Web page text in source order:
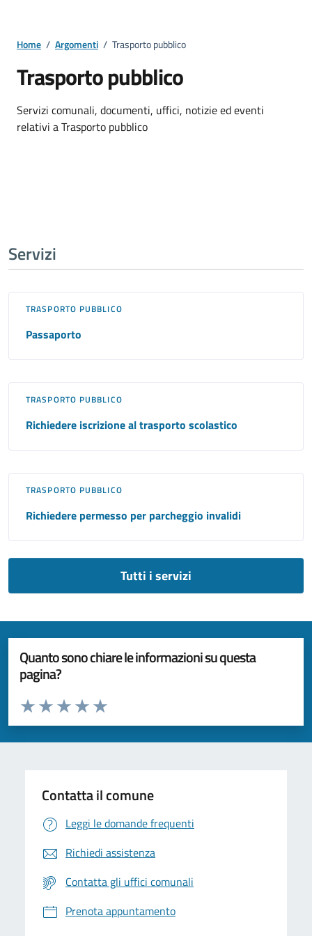
Home / Argomenti / Trasporto pubblico
Trasporto pubblico
Dettagli della notizia
Servizi comunali, documenti, uffici, notizie ed eventi
relativi a Trasporto pubblico
Servizi
TRASPORTO PUBBLICO
Passaporto
TRASPORTO PUBBLICO
Richiedere iscrizione al trasporto scolastico
TRASPORTO PUBBLICO
Richiedere permesso per parcheggio invalidi
Tutti i servizi
Quanto sono chiare le informazioni su questa
pagina?
Valuta da 1 a 5 stelle la pagina
Valuta 5 stelle su 5
Valuta 4 stelle su 5
Valuta 3 stelle su 5
Valuta 2 stelle su 5
Valuta 1 stelle su 5
Contatta il comune
Leggi le domande frequenti
Richiedi assistenza
Contatta gli uffici comunali
Prenota appuntamento